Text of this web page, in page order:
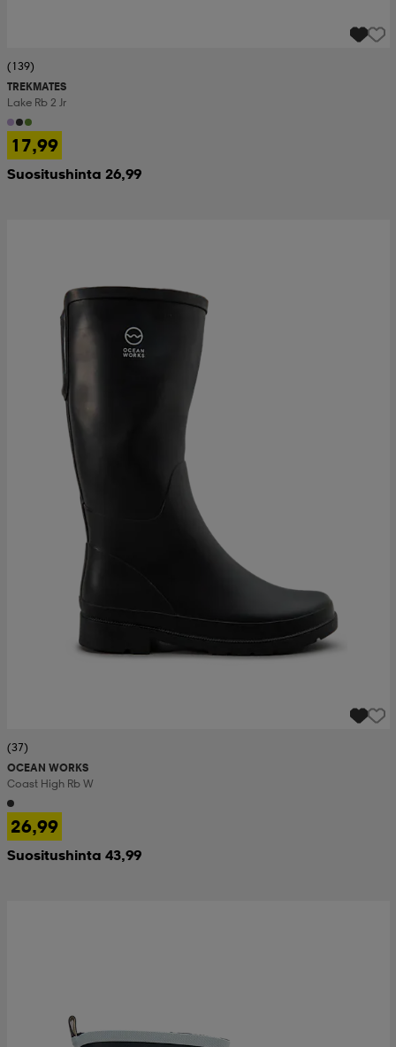
(139)
TREKMATES
Lake Rb 2 Jr
17,99
Suositushinta 26,99
(37)
OCEAN WORKS
Coast High Rb W
26,99
Suositushinta 43,99